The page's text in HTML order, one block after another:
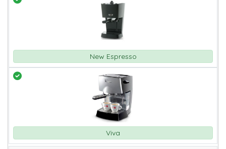
New Espresso
Viva